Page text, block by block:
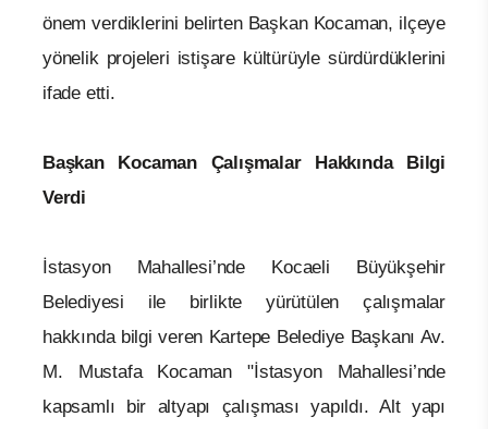
önem verdiklerini belirten Başkan Kocaman, ilçeye
yönelik projeleri istişare kültürüyle sürdürdüklerini
ifade etti.
Başkan Kocaman Çalışmalar Hakkında Bilgi
Verdi
İstasyon Mahallesi’nde Kocaeli Büyükşehir
Belediyesi ile birlikte yürütülen çalışmalar
hakkında bilgi veren Kartepe Belediye Başkanı Av.
M. Mustafa Kocaman "İstasyon Mahallesi’nde
kapsamlı bir altyapı çalışması yapıldı. Alt yapı